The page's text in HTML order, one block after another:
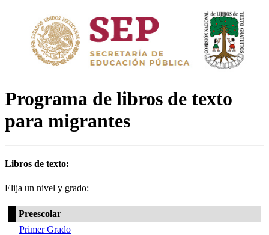
Programa de libros de texto
para migrantes
Libros de texto:
Elija un nivel y grado:
Preescolar
Primer Grado